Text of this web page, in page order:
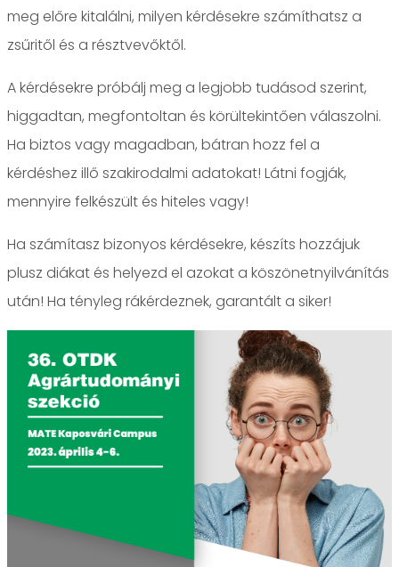
meg előre kitalálni, milyen kérdésekre számíthatsz a
zsűritől és a résztvevőktől.
A kérdésekre próbálj meg a legjobb tudásod szerint,
higgadtan, megfontoltan és körültekintően válaszolni.
Ha biztos vagy magadban, bátran hozz fel a
kérdéshez illő szakirodalmi adatokat! Látni fogják,
mennyire felkészült és hiteles vagy!
Ha számítasz bizonyos kérdésekre, készíts hozzájuk
plusz diákat és helyezd el azokat a köszönetnyilvánítás
után! Ha tényleg rákérdeznek, garantált a siker!